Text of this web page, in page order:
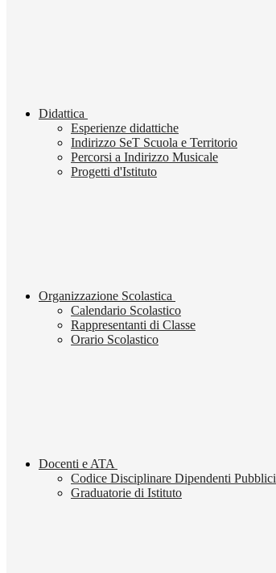
Didattica
Esperienze didattiche
Indirizzo SeT Scuola e Territorio
Percorsi a Indirizzo Musicale
Progetti d'Istituto
Organizzazione Scolastica
Calendario Scolastico
Rappresentanti di Classe
Orario Scolastico
Docenti e ATA
Codice Disciplinare Dipendenti Pubblici
Graduatorie di Istituto